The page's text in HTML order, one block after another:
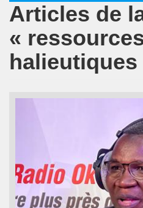
Articles de
«
halieutiques